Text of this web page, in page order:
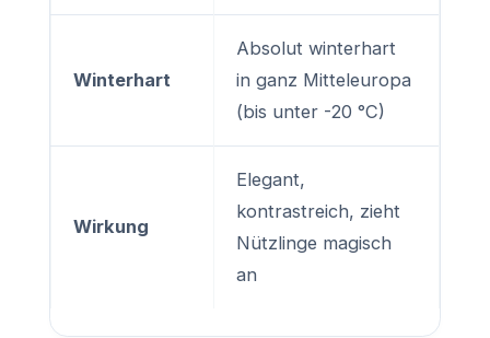
Winterhart
Absolut winterhart
in ganz Mitteleuropa
(bis unter -20 °C)
Wirkung
Elegant,
kontrastreich, zieht
Nützlinge magisch
an